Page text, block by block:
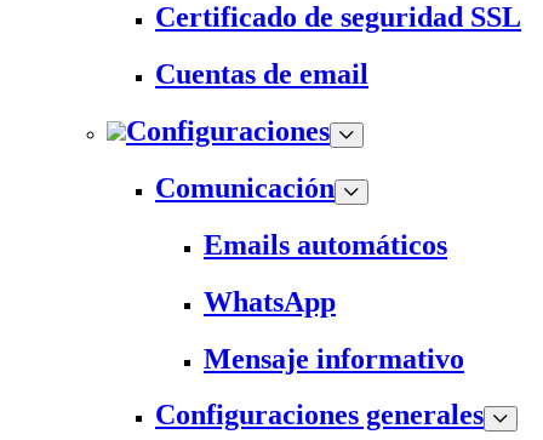
Certificado de seguridad SSL
Cuentas de email
Configuraciones
Comunicación
Emails automáticos
WhatsApp
Mensaje informativo
Configuraciones generales